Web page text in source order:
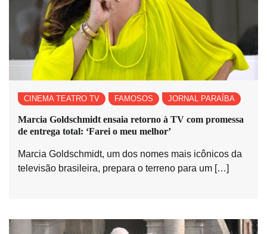
CINEMA TEATRO TV FAMOSOS JORNAL PARAÍBA
Marcia Goldschmidt ensaia retorno à TV com promessa
de entrega total: ‘Farei o meu melhor’
Marcia Goldschmidt, um dos nomes mais icônicos da
televisão brasileira, prepara o terreno para um […]